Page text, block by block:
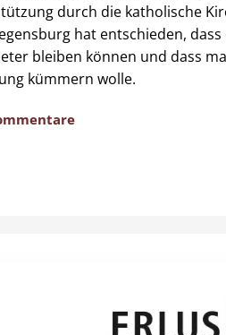
durch die katholische
hat entschieden,
bleiben können und dass
kümmern wolle.